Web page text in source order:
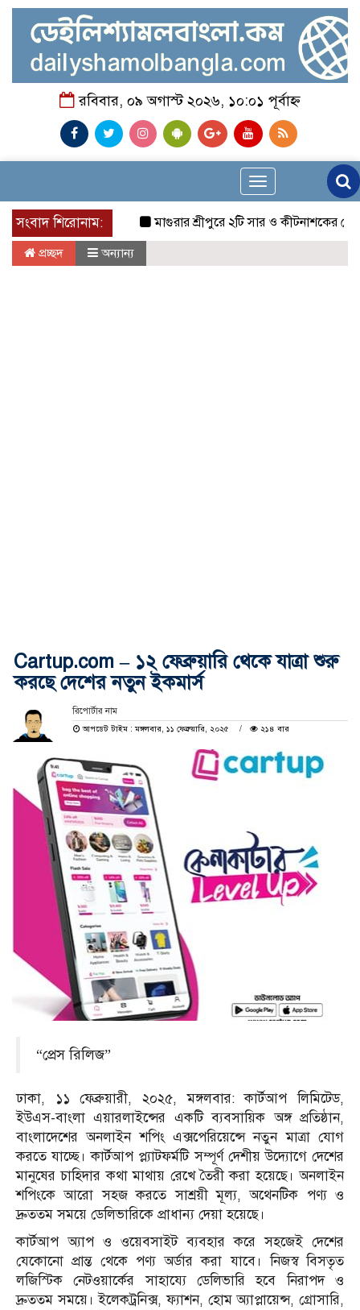
রবিবার, ০৯ অগাস্ট ২০২৬, ১০:০১ পূর্বাহ্ন
Toggle
navigation
সংবাদ শিরোনাম:
মাগুরার শ্রীপুরে ২টি সার ও কীটনাশকের দোকানে
প্রচ্ছদ অন্যান্য
Cartup.com – ১২ ফেব্রুয়ারি থেকে যাত্রা শুরু
করছে দেশের নতুন ইকমার্স
রিপোর্টার নাম
আপডেট টাইম : মঙ্গলবার, ১১ ফেব্রুয়ারি, ২০২৫
২১৪ বার
“প্রেস রিলিজ”
ঢাকা, ১১ ফেব্রুয়ারী, ২০২৫, মঙ্গলবার: কার্টআপ লিমিটেড,
ইউএস-বাংলা এয়ারলাইন্সের একটি ব্যবসায়িক অঙ্গ প্রতিষ্ঠান,
বাংলাদেশের অনলাইন শপিং এক্সপেরিয়েন্সে নতুন মাত্রা যোগ
করতে যাচ্ছে। কার্টআপ প্ল্যাটফর্মটি সম্পূর্ণ দেশীয় উদ্যোগে দেশের
মানুষের চাহিদার কথা মাথায় রেখে তৈরী করা হয়েছে। অনলাইন
শপিংকে আরো সহজ করতে সাশ্রয়ী মূল্য, অথেনটিক পণ্য ও
দ্রুততম সময়ে ডেলিভারিকে প্রাধান্য দেয়া হয়েছে।
কার্টআপ অ্যাপ ও ওয়েবসাইট ব্যবহার করে সহজেই দেশের
যেকোনো প্রান্ত থেকে পণ্য অর্ডার করা যাবে। নিজস্ব বিসতৃত
লজিস্টিক নেটওয়ার্কের সাহায্যে ডেলিভারি হবে নিরাপদ ও
দ্রুততম সময়ে। ইলেকট্রনিক্স, ফ্যাশন, হোম অ্যাপ্লায়েন্স, গ্রোসারি,